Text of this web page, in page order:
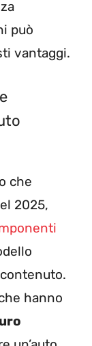
può
vantaggi.
che
2025,
hanno